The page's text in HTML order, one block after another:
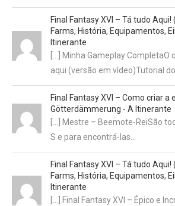
Final Fantasy XVI – Tá tudo Aqui!
Farms, História, Equipamentos,
Itinerante
[…] Minha Gameplay CompletaO
aqui (versão em vídeo)Tutorial
Final Fantasy XVI – Como criar a
Götterdämmerung - A Itinerante
[…] Mestre – Beemote-ReiSão
S e para encontrá-las…
Final Fantasy XVI – Tá tudo Aqui!
Farms, História, Equipamentos,
Itinerante
[…] Final Fantasy XVI – Épico e